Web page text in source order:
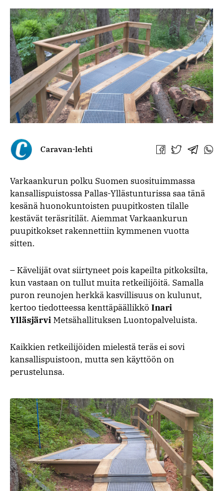
Caravan-lehti
Jaa Jaa Jaa Jaa
Varkaankurun polku Suomen suosituimmassa
kansallispuistossa Pallas-Yllästunturissa saa tänä
kesänä huonokuntoisten puupitkosten tilalle
kestävät teräsritilät. Aiemmat Varkaankurun
puupitkokset rakennettiin kymmenen vuotta
sitten.
– Kävelijät ovat siirtyneet pois kapeilta pitkoksilta,
kun vastaan on tullut muita retkeilijöitä. Samalla
puron reunojen herkkä kasvillisuus on kulunut,
kertoo tiedotteessa kenttäpäällikkö Inari
Ylläsjärvi Metsähallituksen Luontopalveluista.
Kaikkien retkeilijöiden mielestä teräs ei sovi
kansallispuistoon, mutta sen käyttöön on
perustelunsa.